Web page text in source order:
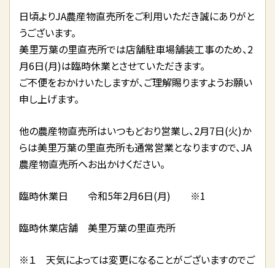
日頃よりJA農産物直売所をご利用いただき誠にありがと
うございます。
美里万葉の里直売所では店舗駐車場舗装工事のため、2
月6日(月)は臨時休業とさせていただきます。
ご不便をおかけいたしますが、ご理解賜りますようお願い
申し上げます。
他の農産物直売所はいつもどおり営業し、2月7日(火)か
らは美里万葉の里直売所も通常営業となりますので、JA
農産物直売所へお出かけください。
臨時休業日 令和5年2月6日(月) ※1
臨時休業店舗 美里万葉の里直売所
※１ 天気によっては変更になることがございますのでご